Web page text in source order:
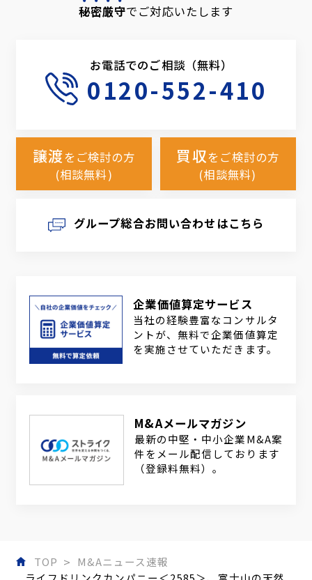
秘密厳守でご対応いたします
お電話でのご相談（無料）
0120-552-410
譲渡をご検討の方
(相談無料)
買収をご検討の方
(相談無料)
グループ総合お問い合わせはこちら
企業価値算定サービス
当社の経験豊富なコンサルタ
ントが、無料で企業価値算定
を実施させていただきます。
M&Aメールマガジン
最新の中堅・中小企業M&A案
件をメール配信しております
（登録料無料）。
TOP
M&Aニュース速報